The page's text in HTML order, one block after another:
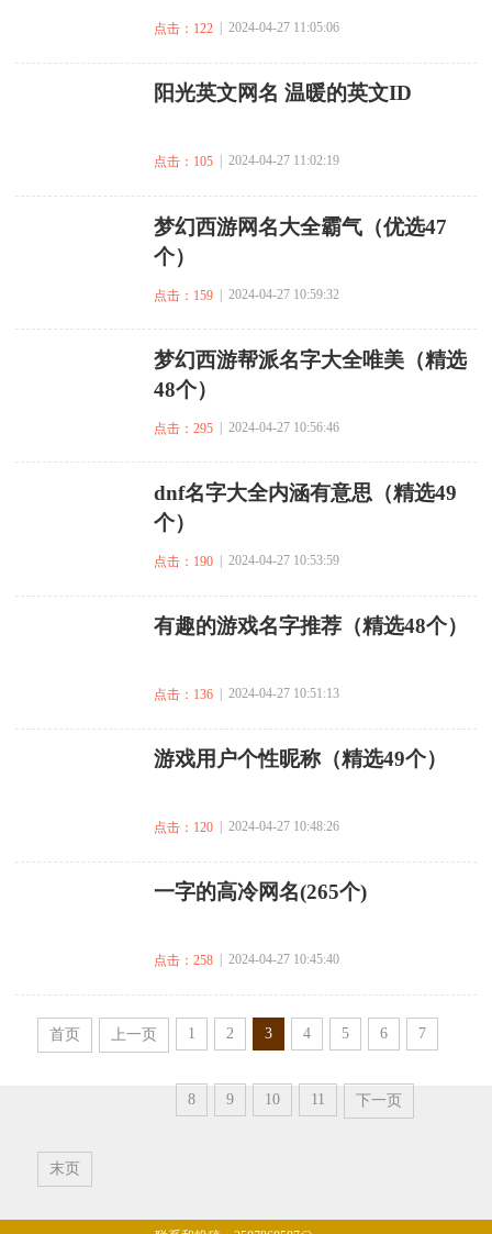
点击：122 | 2024-04-27 11:05:06
​阳光英文网名 温暖的英文ID
点击：105 | 2024-04-27 11:02:19
​梦幻西游网名大全霸气（优选47
个）
点击：159 | 2024-04-27 10:59:32
​梦幻西游帮派名字大全唯美（精选
48个）
点击：295 | 2024-04-27 10:56:46
​dnf名字大全内涵有意思（精选49
个）
点击：190 | 2024-04-27 10:53:59
​有趣的游戏名字推荐（精选48个）
点击：136 | 2024-04-27 10:51:13
​游戏用户个性昵称（精选49个）
点击：120 | 2024-04-27 10:48:26
​一字的高冷网名(265个)
点击：258 | 2024-04-27 10:45:40
首页 上一页 1 2 3 4 5 6 7
8 9 10 11 下一页
末页